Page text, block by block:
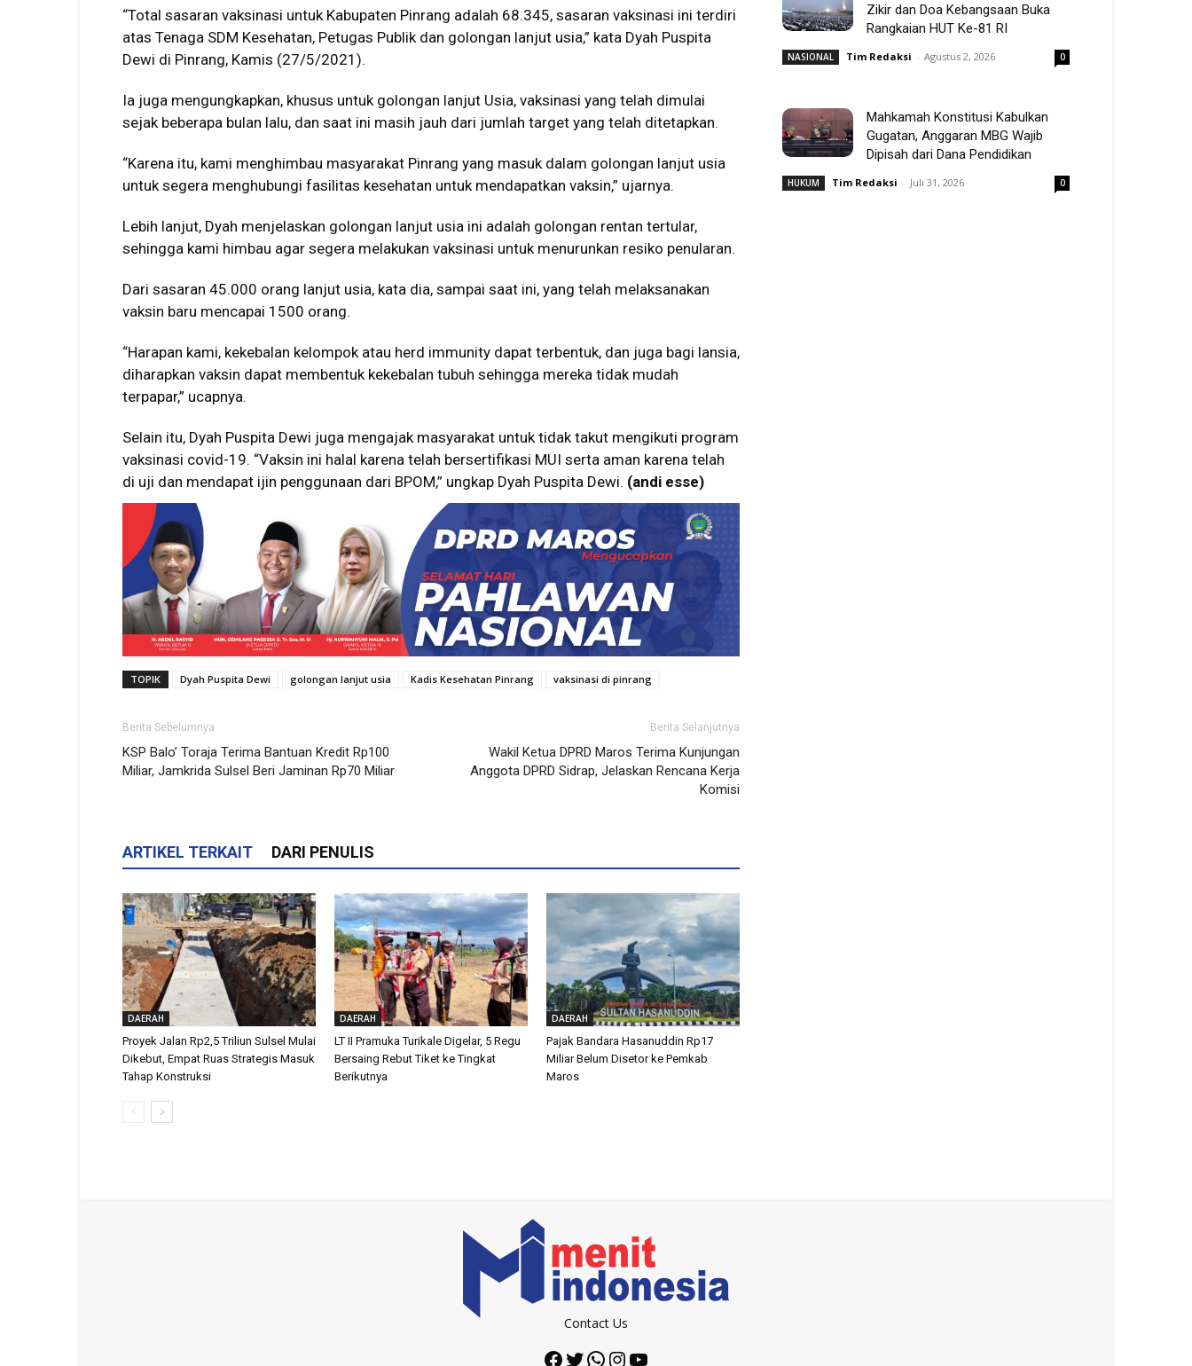
“Total sasaran vaksinasi untuk Kabupaten Pinrang adalah 68.345, sasaran vaksinasi ini terdiri
atas Tenaga SDM Kesehatan, Petugas Publik dan golongan lanjut usia,” kata Dyah Puspita
Dewi di Pinrang, Kamis (27/5/2021).
Ia juga mengungkapkan, khusus untuk golongan lanjut Usia, vaksinasi yang telah dimulai
sejak beberapa bulan lalu, dan saat ini masih jauh dari jumlah target yang telah ditetapkan.
“Karena itu, kami menghimbau masyarakat Pinrang yang masuk dalam golongan lanjut usia
untuk segera menghubungi fasilitas kesehatan untuk mendapatkan vaksin,” ujarnya.
Lebih lanjut, Dyah menjelaskan golongan lanjut usia ini adalah golongan rentan tertular,
sehingga kami himbau agar segera melakukan vaksinasi untuk menurunkan resiko penularan.
Dari sasaran 45.000 orang lanjut usia, kata dia, sampai saat ini, yang telah melaksanakan
vaksin baru mencapai 1500 orang.
“Harapan kami, kekebalan kelompok atau herd immunity dapat terbentuk, dan juga bagi lansia,
diharapkan vaksin dapat membentuk kekebalan tubuh sehingga mereka tidak mudah
terpapar,” ucapnya.
Selain itu, Dyah Puspita Dewi juga mengajak masyarakat untuk tidak takut mengikuti program
vaksinasi covid-19. “Vaksin ini halal karena telah bersertifikasi MUI serta aman karena telah
di uji dan mendapat ijin penggunaan dari BPOM,” ungkap Dyah Puspita Dewi. (andi esse)
TOPIK Dyah Puspita Dewi golongan lanjut usia Kadis Kesehatan Pinrang vaksinasi di pinrang
Berita Sebelumnya
KSP Balo’ Toraja Terima Bantuan Kredit Rp100
Miliar, Jamkrida Sulsel Beri Jaminan Rp70 Miliar
Berita Selanjutnya
Wakil Ketua DPRD Maros Terima Kunjungan
Anggota DPRD Sidrap, Jelaskan Rencana Kerja
Komisi
ARTIKEL TERKAIT DARI PENULIS
DAERAH
Proyek Jalan Rp2,5 Triliun Sulsel Mulai
Dikebut, Empat Ruas Strategis Masuk
Tahap Konstruksi
DAERAH
LT II Pramuka Turikale Digelar, 5 Regu
Bersaing Rebut Tiket ke Tingkat
Berikutnya
DAERAH
Pajak Bandara Hasanuddin Rp17
Miliar Belum Disetor ke Pemkab
Maros
Zikir dan Doa Kebangsaan Buka
Rangkaian HUT Ke-81 RI
NASIONAL Tim Redaksi - Agustus 2, 2026 0
Mahkamah Konstitusi Kabulkan
Gugatan, Anggaran MBG Wajib
Dipisah dari Dana Pendidikan
HUKUM Tim Redaksi - Juli 31, 2026 0
Contact Us
Facebook
Twitter
WhatsApp
Instagram
YouTube